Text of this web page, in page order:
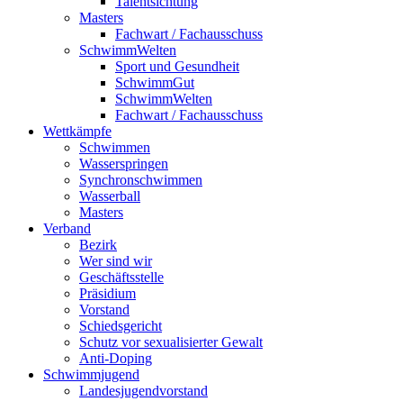
Masters
Fachwart / Fachausschuss
SchwimmWelten
Sport und Gesundheit
SchwimmGut
SchwimmWelten
Fachwart / Fachausschuss
Wettkämpfe
Schwimmen
Wasserspringen
Synchronschwimmen
Wasserball
Masters
Verband
Bezirk
Wer sind wir
Geschäftsstelle
Präsidium
Vorstand
Schiedsgericht
Schutz vor sexualisierter Gewalt
Anti-Doping
Schwimmjugend
Landesjugendvorstand